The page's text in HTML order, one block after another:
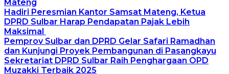
Mateng
Hadiri Peresmian Kantor Samsat Mateng, Ketua
DPRD Sulbar Harap Pendapatan Pajak Lebih
Maksimal
Pemprov Sulbar dan DPRD Gelar Safari Ramadhan
dan Kunjungi Proyek Pembangunan di Pasangkayu
Sekretariat DPRD Sulbar Raih Penghargaan OPD
Muzakki Terbaik 2025